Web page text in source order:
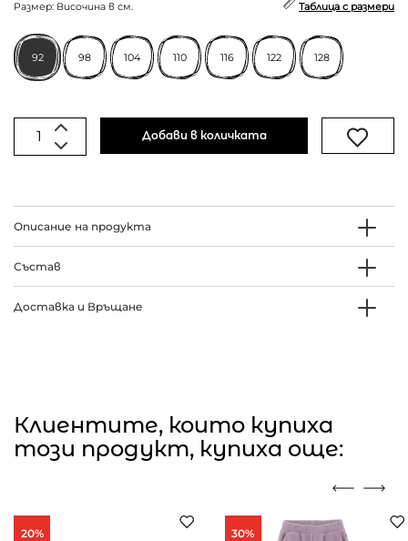
Размер: Височина в см. Таблица с размери
92 98 104 110 116 122 128
Добави в количката
Описание на продукта
Състав
Доставка и Връщане
Клиентите, които купиха
този продукт, купиха още:
20% 30%